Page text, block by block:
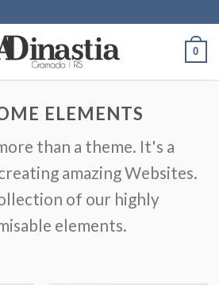
0
ELEMENTS
than a theme. It's a
amazing Websites.
of our highly
elements.